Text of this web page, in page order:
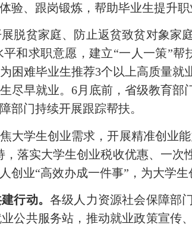
验、跟岗锻炼，帮助毕业生提升
脱贫家庭、防止返贫致贫对象家
和求职意愿，建立“一人一策”
困难毕业生推荐3个以上高质量就
尽早就业。6月底前，省级教育
部门持续开展跟踪帮扶。
大学生创业需求，开展精准创业
落实大学生创业税收优惠、一
创业“高效办成一件事”，为大学生
行动。 各级人力资源社会保障部
公共服务站，推动就业政策宣传